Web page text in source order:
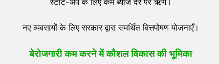
स्टार्ट-अप के लिए कम ब्याज दर पर ऋण।
नए व्यवसायों के लिए सरकार द्वारा समर्थित वित्तपोषण योजनाएँ।
बेरोजगारी कम करने में कौशल विकास की भूमिका